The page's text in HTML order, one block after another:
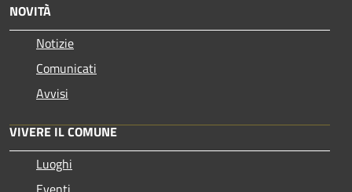
NOVITÀ
Notizie
Comunicati
Avvisi
VIVERE IL COMUNE
Luoghi